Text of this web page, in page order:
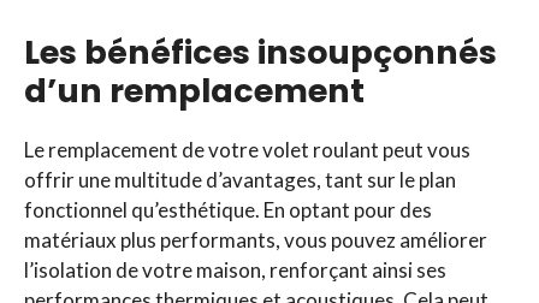
Les bénéfices insoupçonnés
d’un remplacement
Le remplacement de votre volet roulant peut vous
offrir une multitude d’avantages, tant sur le plan
fonctionnel qu’esthétique. En optant pour des
matériaux plus performants, vous pouvez améliorer
l’isolation de votre maison, renforçant ainsi ses